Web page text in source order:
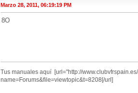
Marzo 28, 2011, 06:19:19 PM
8O
Tus manuales aquí [url="http://
name=Forums&file=viewtopic&t=8208[/url]